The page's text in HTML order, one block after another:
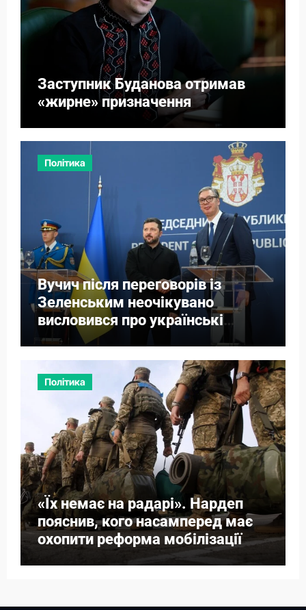
Заступник Буданова отримав
«жирне» призначення
Політика
Вучич після переговорів із
Зеленським неочікувано
висловився про українські
території
Політика
«Їх немає на радарі». Нардеп
пояснив, кого насамперед має
охопити реформа мобілізації